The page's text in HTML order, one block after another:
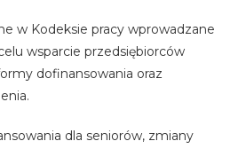
w Kodeksie pracy wprowadzane
wsparcie przedsiębiorców
dofinansowania oraz
dla seniorów, zmiany